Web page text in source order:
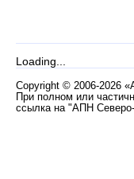
Loading...
Copyright © 2006-2026
При полном или
ссылка на "АПН